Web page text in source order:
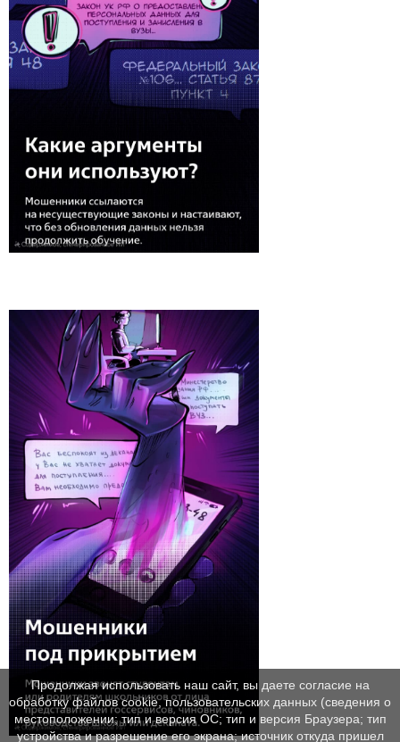
Продолжая использовать наш сайт, вы даете согласие на
обработку файлов cookie, пользовательских данных (сведения о
местоположении; тип и версия ОС; тип и версия Браузера; тип
устройства и разрешение его экрана; источник откуда пришел